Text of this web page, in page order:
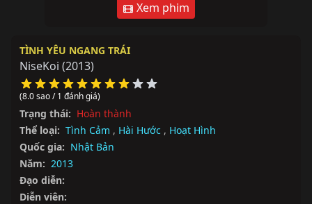
Xem phim
TÌNH YÊU NGANG TRÁI
NiseKoi (2013)
(8.0 sao / 1 đánh giá)
Trạng thái: Hoàn thành
Thể loại: Tình Cảm , Hài Hước , Hoạt Hình
Quốc gia: Nhật Bản
Năm: 2013
Đạo diễn:
Diễn viên: